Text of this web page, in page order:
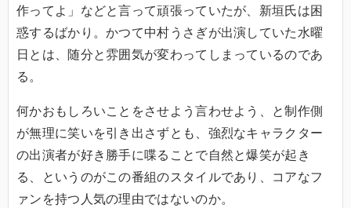
作ってよ」などと言って頑張っていたが、新垣氏は困
惑するばかり。かつて中村うさぎが出演していた水曜
日とは、随分と雰囲気が変わってしまっているのであ
る。
何かおもしろいことをさせよう言わせよう、と制作側
が無理に笑いを引き出さずとも、強烈なキャラクター
の出演者が好き勝手に喋ることで自然と爆笑が起き
る、というのがこの番組のスタイルであり、コアなフ
ァンを持つ人気の理由ではないのか。